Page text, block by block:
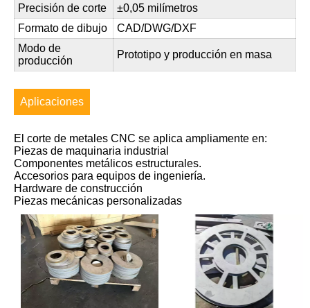
Precisión de corte
±0,05 milímetros
Formato de dibujo
CAD/DWG/DXF
Modo de
producción
Prototipo y producción en masa
Aplicaciones
El corte de metales CNC se aplica ampliamente en:
Piezas de maquinaria industrial
Componentes metálicos estructurales.
Accesorios para equipos de ingeniería.
Hardware de construcción
Piezas mecánicas personalizadas